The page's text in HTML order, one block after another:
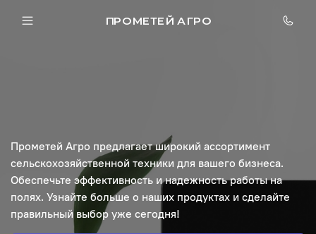
Прометей Агро предлагает широкий ассортимент
сельскохозяйственной техники для вашего бизнеса.
Обеспечьте эффективность и надежность работы на
полях. Узнайте больше о наших продуктах и сделайте
правильный выбор уже сегодня!
ПРОМЕТЕЙ АГРО